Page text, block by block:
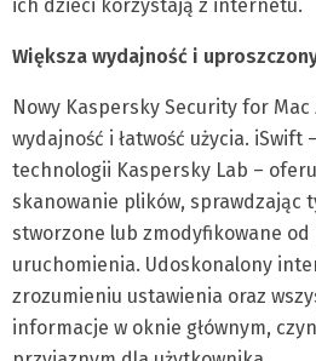
ich dzieci korzystają z internetu.
Większa wydajność i
Nowy Kaspersky Security for
wydajność i łatwość użycia. iSwift
technologii Kaspersky Lab –
skanowanie plików, sprawdzając
stworzone lub zmodyfikowane
uruchomienia. Udoskonalony
zrozumieniu ustawienia oraz
informacje w oknie głównym,